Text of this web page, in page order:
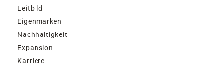
Leitbild
Eigenmarken
Nachhaltigkeit
Expansion
Karriere